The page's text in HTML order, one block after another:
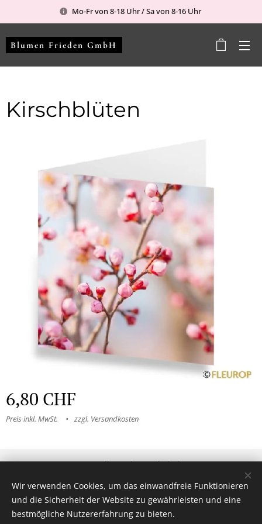
Mo-Fr von 8-18 Uhr / Sa von 8-16 Uhr
Blumen Frieden GmbH
Kirschblüten
6,80 CHF
Preis inkl. MwSt. zzgl. Versandkosten
© 2025 Alle Rechte vorbehalten
Allgemeine Geschäftsbedingungen|Datenschutzerklärung
Cookies
Wir verwenden Cookies, um das einwandfreie Funktionieren
und die Sicherheit der Website zu gewährleisten und eine
bestmögliche Nutzererfahrung zu bieten.